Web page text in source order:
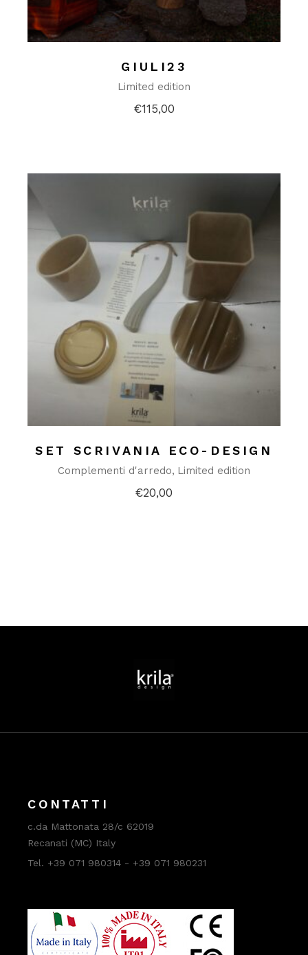
GIULI23
Limited edition
€115,00
SET SCRIVANIA ECO-DESIGN
Complementi d'arredo Limited edition
€20,00
CONTATTI
c.da Mattonata 28/c 62019
Recanati (MC) Italy
Tel. +39 071 980314 - +39 071 980231